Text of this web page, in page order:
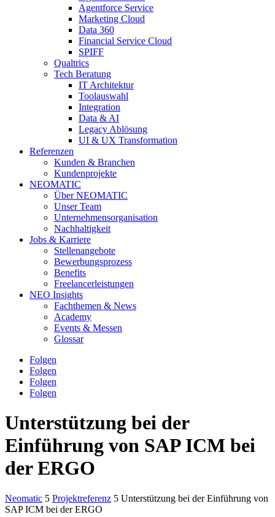
Agentforce Service
Marketing Cloud
Data 360
Financial Service Cloud
SPIFF
Qualtrics
Tech Beratung
IT Architektur
Toolauswahl
Integration
Data & AI
Legacy Ablösung
UI & UX Transformation
Referenzen
Kunden & Branchen
Kundenprojekte
NEOMATIC
Über NEOMATIC
Unser Team
Unternehmensorganisation
Nachhaltigkeit
Jobs & Karriere
Stellenangebote
Bewerbungsprozess
Benefits
Freelancerleistungen
NEO Insights
Fachthemen & News
Academy
Events & Messen
Glossar
Folgen
Folgen
Folgen
Folgen
Unterstützung bei der
Einführung von SAP ICM bei
der ERGO
Neomatic 5 Projektreferenz 5 Unterstützung bei der Einführung von
SAP ICM bei der ERGO